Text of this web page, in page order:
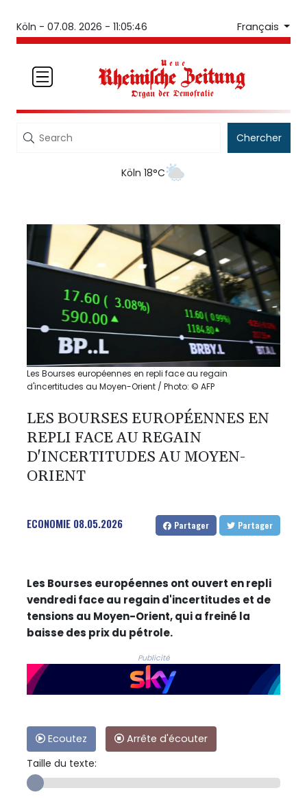
Köln - 07.08. 2026 - 11:05:46 Français
Chercher
Köln 18°C
Les Bourses européennes en repli face au regain
d'incertitudes au Moyen-Orient / Photo: © AFP
LES BOURSES EUROPÉENNES EN
REPLI FACE AU REGAIN
D'INCERTITUDES AU MOYEN-
ORIENT
ECONOMIE 08.05.2026 Partager Partager
Les Bourses européennes ont ouvert en repli
vendredi face au regain d'incertitudes et de
tensions au Moyen-Orient, qui a freiné la
baisse des prix du pétrole.
Publicité
Ecoutez
Arrête d'écouter
Taille du texte: